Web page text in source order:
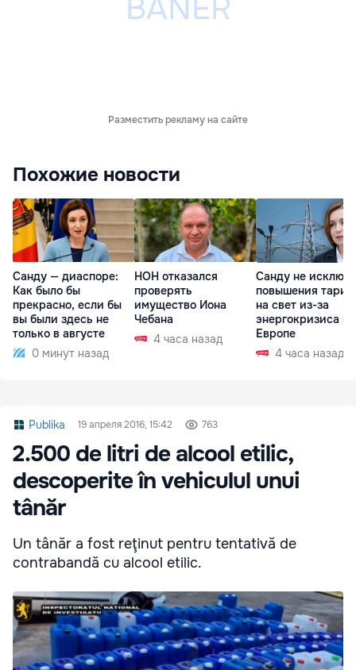
Разместить рекламу на сайте
Похожие новости
Санду — диаспоре:
Как было бы
прекрасно, если бы
вы были здесь не
только в августе
0 минут назад
НОН отказался
проверять
имущество Иона
Чебана
4 часа назад
Санду не
повышения
на свет из-за
энергокризиса в
Европе
4 часа назад
Publika 19 апреля 2016, 15:42 763
2.500 de litri de alcool etilic,
descoperite în vehiculul unui
tânăr
Un tânăr a fost reţinut pentru tentativă de
contrabandă cu alcool etilic.